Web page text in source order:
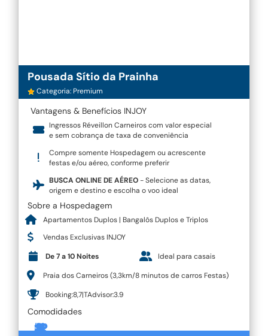
Pousada Sítio da Prainha
Categoria: Premium
Vantagens & Benefícios INJOY
Ingressos Réveillon Carneiros com valor especial
e sem cobrança de taxa de conveniência
Compre somente Hospedagem ou acrescente
festas e/ou aéreo, conforme preferir
BUSCA ONLINE DE AÉREO- Selecione as datas,
origem e destino e escolha o voo ideal
Sobre a Hospedagem
Apartamentos Duplos | Bangalôs Duplos e Triplos
Vendas Exclusivas INJOY
De 7 a 10 Noites
Ideal para casais
Praia dos Carneiros (3,3km/8 minutos de carros Festas)
Booking:8,7|TAdvisor:3.9
Comodidades